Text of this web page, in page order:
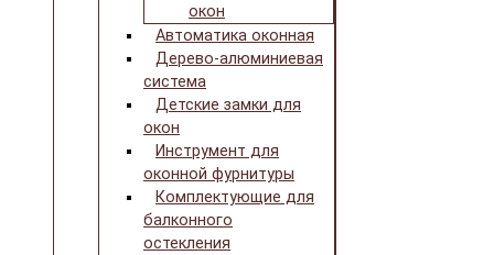
окон
Автоматика оконная
Дерево-алюминиевая
система
Детские замки для
окон
Инструмент для
оконной фурнитуры
Комплектующие для
балконного
остекления